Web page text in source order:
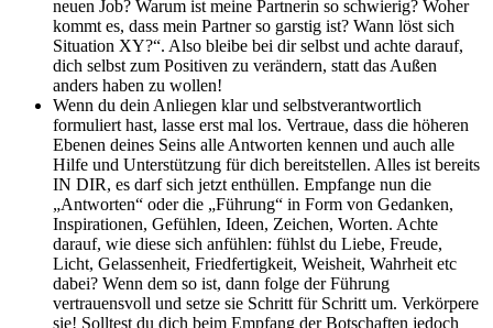
neuen Job? Warum ist meine Partnerin so schwierig? Woher
kommt es, dass mein Partner so garstig ist? Wann löst sich
Situation XY?“. Also bleibe bei dir selbst und achte darauf,
dich selbst zum Positiven zu verändern, statt das Außen
anders haben zu wollen!
Wenn du dein Anliegen klar und selbstverantwortlich
formuliert hast, lasse erst mal los. Vertraue, dass die höheren
Ebenen deines Seins alle Antworten kennen und auch alle
Hilfe und Unterstützung für dich bereitstellen. Alles ist bereits
IN DIR, es darf sich jetzt enthüllen. Empfange nun die
„Antworten“ oder die „Führung“ in Form von Gedanken,
Inspirationen, Gefühlen, Ideen, Zeichen, Worten. Achte
darauf, wie diese sich anfühlen: fühlst du Liebe, Freude,
Licht, Gelassenheit, Friedfertigkeit, Weisheit, Wahrheit etc
dabei? Wenn dem so ist, dann folge der Führung
vertrauensvoll und setze sie Schritt für Schritt um. Verkörpere
sie! Solltest du dich beim Empfang der Botschaften jedoch